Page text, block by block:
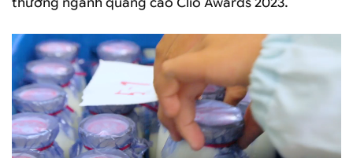
thưởng ngành quảng cáo Clio Awards 2023.